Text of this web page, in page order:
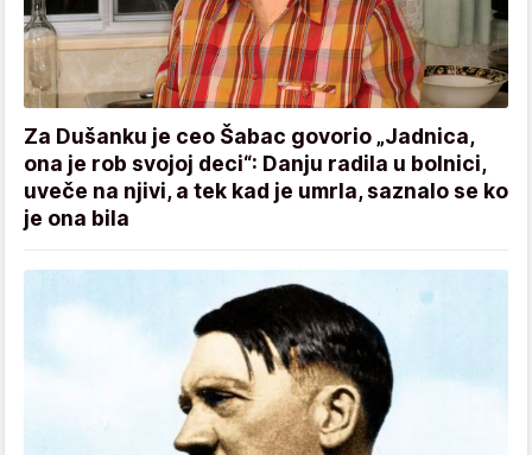
Za Dušanku je ceo Šabac govorio „Jadnica,
ona je rob svojoj deci“: Danju radila u bolnici,
uveče na njivi, a tek kad je umrla, saznalo se ko
je ona bila